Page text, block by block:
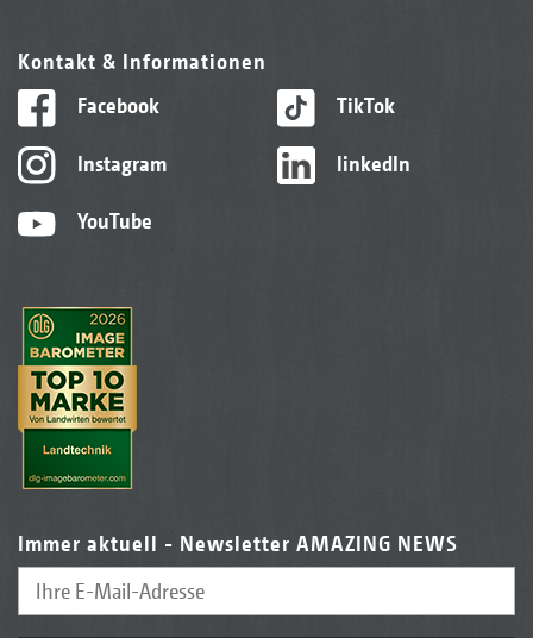
Kontakt & Informationen
Facebook
Instagram
YouTube
TikTok
linkedIn
Immer aktuell - Newsletter AMAZING NEWS